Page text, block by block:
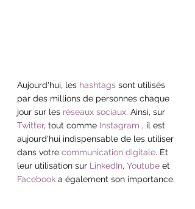
Aujourd'hui, les hashtags sont utilisés
par des millions de personnes chaque
jour sur les réseaux sociaux. Ainsi, sur
Twitter, tout comme Instagram , il est
aujourd'hui indispensable de les utiliser
dans votre communication digitale. Et
leur utilisation sur LinkedIn, Youtube et
Facebook a également son importance.